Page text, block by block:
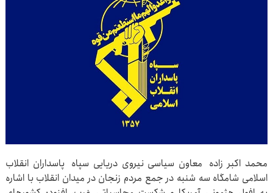
محمد اکبر زاده معاون سیاسی نیروی دریایی سپاه پاسداران انقلاب
اسلامی شامگاه سه شنبه در جمع مردم زنجان در میدان انقلاب با اشاره